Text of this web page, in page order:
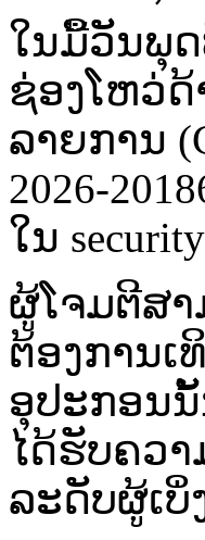
ໃນມື້ວັນພຸດ
ຊ່ອງໂຫວ່ດ້
ລາຍການ
2026-
ໃນ
ຜູ້ໂຈມຕີສາ
ຕ້ອງການເ
ອຸປະກອນ
ໄດ້ຮັບຄວາ
ລະດັບຜູ້ເບິ່